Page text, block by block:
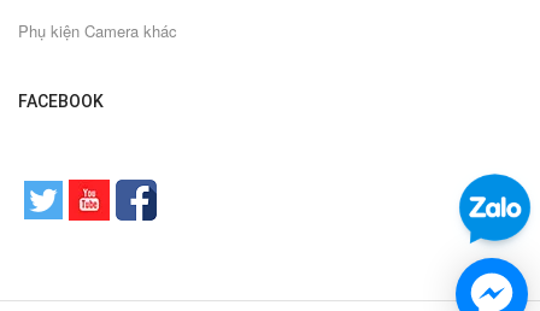
Phụ kiện Camera khác
FACEBOOK